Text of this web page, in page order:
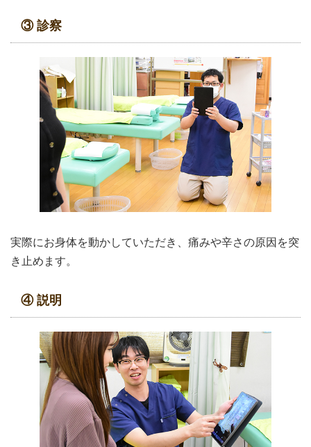
③ 診察
実際にお身体を動かしていただき、痛みや辛さの原因を突
き止めます。
④ 説明